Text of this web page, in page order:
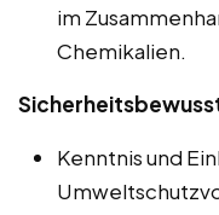
im
Chemikalien.
Kenntnis und